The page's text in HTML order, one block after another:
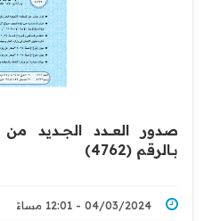
صدور العــــدد الجـــديد من
بــالرقم (4762)‏
04/03/2024 - 12:01 مساءً